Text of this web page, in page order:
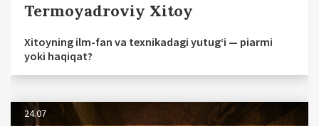
Termoyadroviy Xitoy
Xitoyning ilm-fan va texnikadagi yutug‘i — piarmi
yoki haqiqat?
24.07